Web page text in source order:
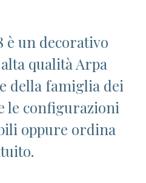
è un decorativo
qualità Arpa
della famiglia dei
le configurazioni
oppure ordina